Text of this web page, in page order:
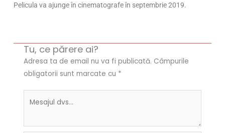
Pelicula va ajunge în cinematografe în septembrie 2019.
Tu, ce părere ai?
Adresa ta de email nu va fi publicată. Câmpurile
obligatorii sunt marcate cu *